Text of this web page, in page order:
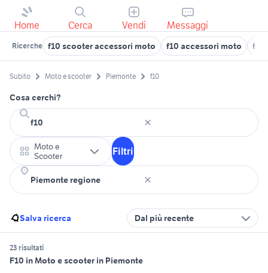
Home Cerca Vendi Messaggi
Ricerche f10 scooter accessori moto f10 accessori moto f10
Subito Moto e scooter Piemonte f10
Cosa cerchi?
Moto e
Scooter
Filtri
Salva ricerca Dal più recente
23 risultati
F10 in Moto e scooter in Piemonte